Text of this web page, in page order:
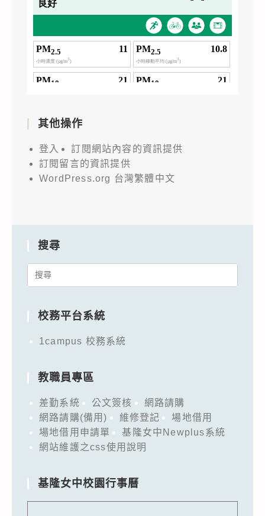
其他操作
登入
訂閱網站內容的資訊提供
訂閱留言的資訊提供
WordPress.org 台灣繁體中文
搜尋
Search
校務平台系統
1campus 校務系統
教職員專區
差勤系統 公文簽核
網路請購
網路請購(備用)
維修登記
場地借用
場地借用申請單
基隆女中Newplus系統
網站維護之css使用說明
基隆女中校園行事曆